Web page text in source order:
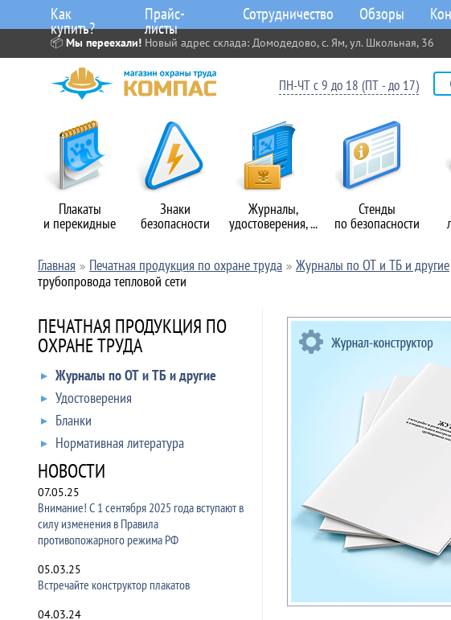
📦 Мы переехали! Новый адрес склада: Домодедово, с. Ям, ул. Школьная, 36
Плакаты
и перекидные
Знаки
безопасности
Журналы,
удостоверения, ...
Стенды
по безопасности
Как
купить?
Прайс-
листы
Сотрудничество Обзоры
ПН-ЧТ с 9 до 18 (ПТ - до 17)
Главная Печатная продукция по охране труда Журналы по ОТ и ТБ и другие
трубопровода тепловой сети
ПЕЧАТНАЯ ПРОДУКЦИЯ ПО
ОХРАНЕ ТРУДА
Журналы по ОТ и ТБ и другие
Удостоверения
Бланки
Нормативная литература
НОВОСТИ
07.05.25
Внимание! С 1 сентября 2025 года вступают в
силу изменения в Правила
противопожарного режима РФ
05.03.25
Встречайте конструктор плакатов
04.03.24